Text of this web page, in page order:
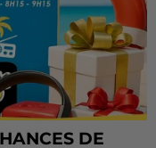
DE